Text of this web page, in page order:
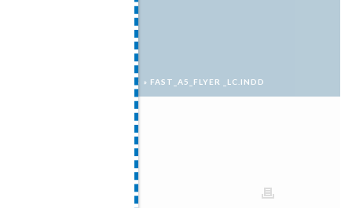
PROJECT S » FAST_A5_FLYER _LC.INDD